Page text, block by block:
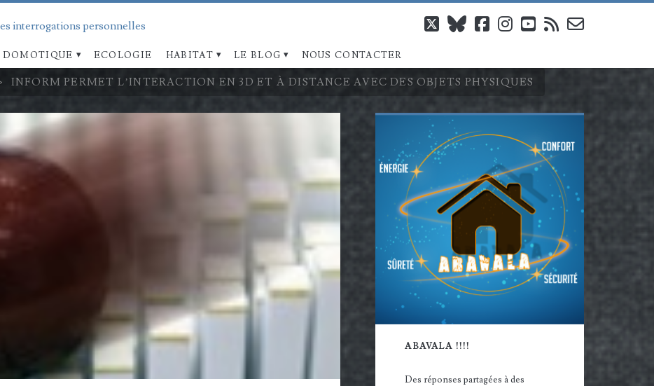
interrogations personnelles
DOMOTIQUE ECOLOGIE HABITAT LE BLOG NOUS CONTACTER
twitterblueskyfacebook
instagram
youtube
rss email-
INFORM PERMET L’INTERACTION EN 3D ET À DISTANCE AVEC DES OBJETS PHYSIQUES
Barre
latérale
principale
ABAVALA !!!!
Des réponses partagées à des